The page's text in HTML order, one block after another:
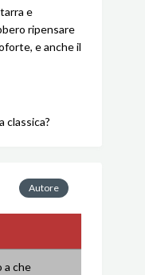
e
ripensare
e anche il
classica?
Autore
a che